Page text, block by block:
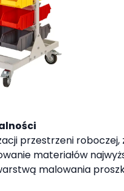
przestrzeni
materiałów
malowania